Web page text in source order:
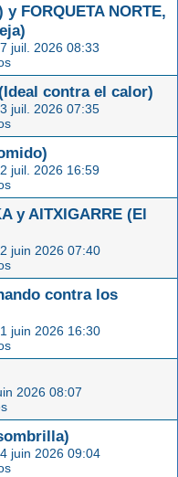
y FORQUETA NORTE,
juil. 2026 08:33
contra el calor)
juil. 2026 07:35
juil. 2026 16:59
y AITXIGARRE (El
juin 2026 07:40
contra los
juin 2026 16:30
2026 08:07
juin 2026 09:04